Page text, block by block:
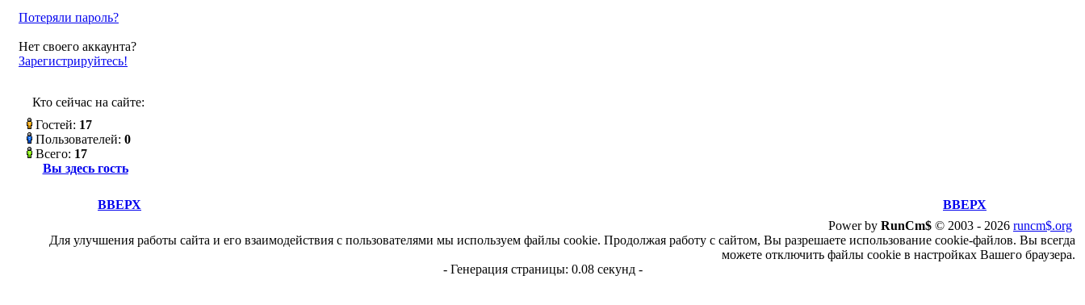
Потеряли пароль?
Нет своего аккаунта?
Зарегистрируйтесь!
Кто сейчас на сайте:
Гостей: 17
Пользователей: 0
Всего: 17
Вы здесь гость
ВВЕРХ
ВВЕРХ
Power by RunCm$ © 2003 - 2026 runcm$.org
Для улучшения работы сайта и его взаимодействия с пользователями мы используем файлы cookie. Продолжая работу с сайтом, Вы разрешаете использование cookie-файлов. Вы всегда
можете отключить файлы cookie в настройках Вашего браузера.
- Генерация страницы: 0.08 секунд -